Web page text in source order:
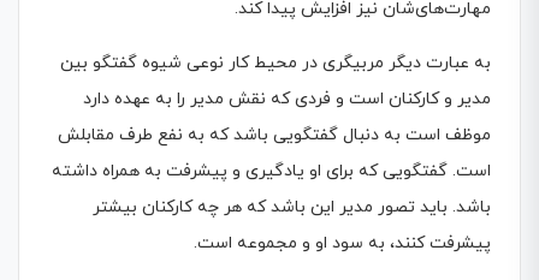
مهارت‌های‌شان نیز افزایش پیدا کند.
به عبارت دیگر مربیگری در محیط کار نوعی شیوه گفتگو بین
مدیر و کارکنان است و فردی که نقش مدیر را به عهده دارد
موظف است به دنبال گفتگویی باشد که به نفع طرف مقابلش
است. گفتگویی که برای او یادگیری و پیشرفت به همراه داشته
باشد. باید تصور مدیر این باشد که هر چه کارکنان بیشتر
پیشرفت کنند، به سود او و مجموعه است.